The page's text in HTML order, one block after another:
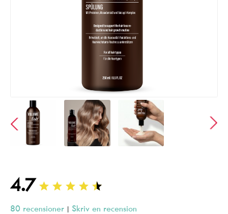
4.7
80 recensioner | Skriv en recension